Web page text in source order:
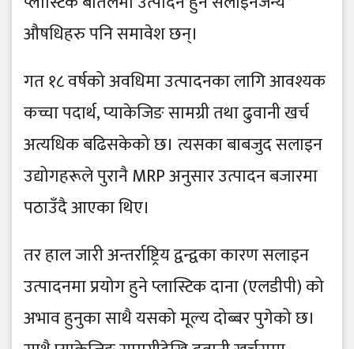
औषधिहरु पनि समावेश छन्।
गत १८ वर्षको अवधिमा उत्पादनका लागि आवश्यक
कच्चा पदार्थ, प्याकेजिङ सामग्री तथा ढुवानी खर्च
अत्यधिक बढिसकेको छ। त्यसका बाबजुद सलाइन
उद्योगहरूले पुरानै MRP अनुसार उत्पादन बजारमा
पठाउँदै आएका थिए।
तर हाल जारी अन्तर्राष्ट्रिय द्वन्द्वका कारण सलाइन
उत्पादनमा प्रयोग हुने प्लास्टिक दाना (एलडीपी) को
अभाव हुनुका साथै यसको मूल्य दोब्बर पुगेको छ।